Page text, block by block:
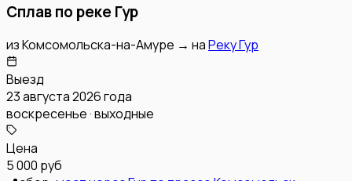
Сплав по реке Гур
изКомсомольска-на-Амуре → наРеку Гур
Выезд
23 августа 2026 года
воскресенье · выходные
Цена
5 000 руб